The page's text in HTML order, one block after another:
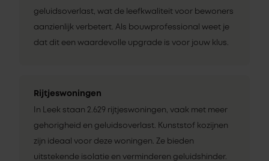
geluidsoverlast, wat de leefkwaliteit voor bewoners
aanzienlijk verbetert. Als bouwprofessional weet je
dat dit een waardevolle upgrade is voor jouw klus.
Rijtjeswoningen
In Leek staan 2.629 rijtjeswoningen, vaak met meer
gehorigheid en geluidsoverlast. Kunststof kozijnen
zijn ideaal voor deze woningen. Ze bieden
uitstekende isolatie en verminderen geluidshinder.